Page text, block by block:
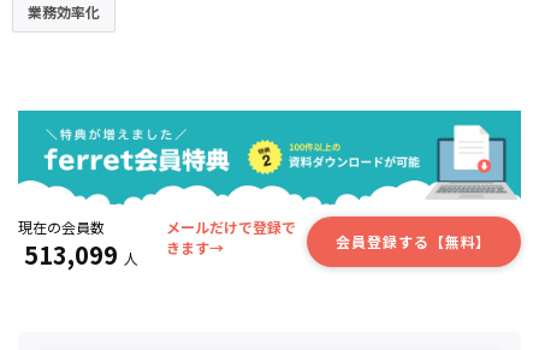
業務効率化
現在の会員数
513,099 人
メールだけで登録で
きます→
会員登録する【無料】